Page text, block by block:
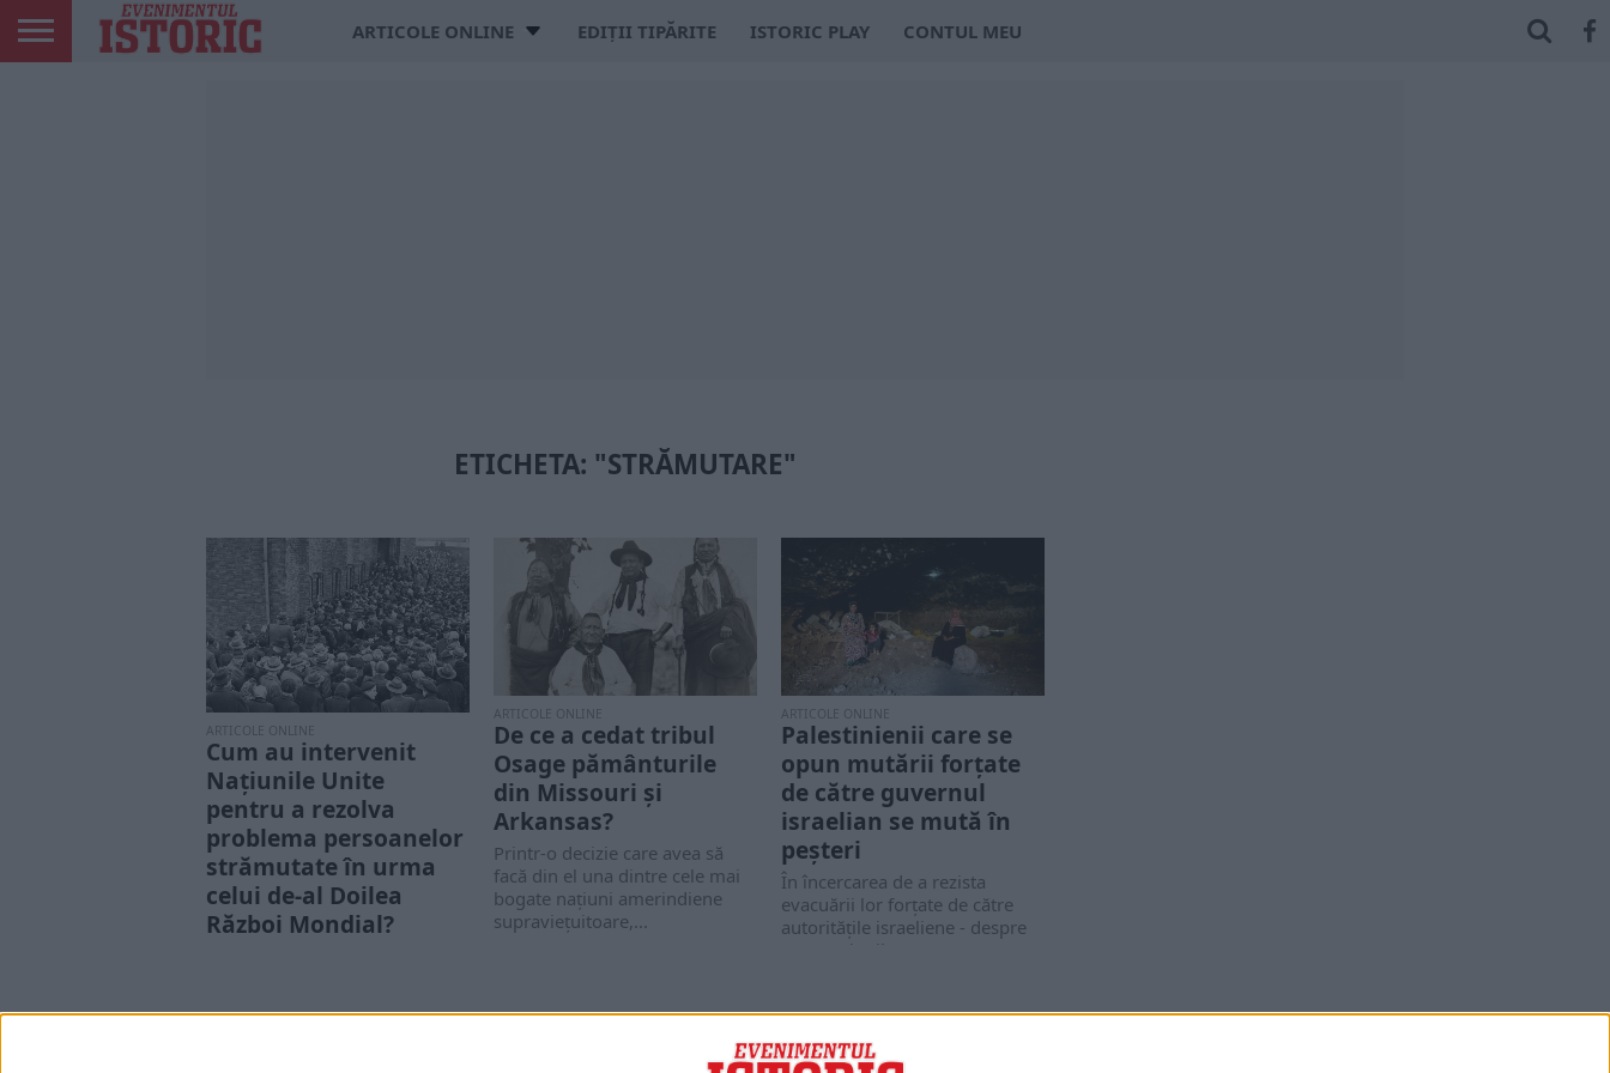
ARTICOLE ONLINE EDIȚII TIPĂRITE ISTORIC PLAY CONTUL MEU
ETICHETA: "STRĂMUTARE"
ARTICOLE ONLINE
Cum au intervenit
Națiunile Unite
pentru a rezolva
problema persoanelor
strămutate în urma
celui de-al Doilea
Război Mondial?
ARTICOLE ONLINE
De ce a cedat tribul
Osage pământurile
din Missouri și
Arkansas?
Printr-o decizie care avea să
facă din el una dintre cele mai
bogate națiuni amerindiene
supraviețuitoare,...
ARTICOLE ONLINE
Palestinienii care se
opun mutării forțate
de către guvernul
israelian se mută în
peșteri
În încercarea de a rezista
evacuării lor forțate de către
autoritățile israeliene - despre
care Națiunile...